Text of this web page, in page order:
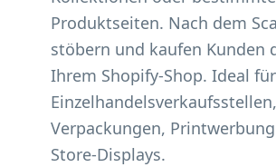
Produktseiten. Nach dem
stöbern und kaufen Kunden
Ihrem Shopify-Shop. Ideal für
Einzelhandelsverkaufsstellen,
Verpackungen,
Store-Displays.